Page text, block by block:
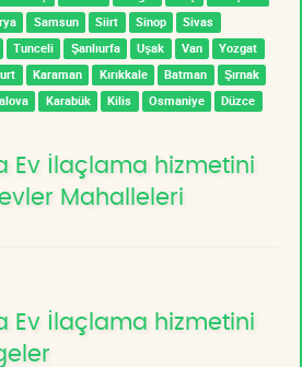
Samsun Siirt Sinop
Sivas
Tunceli Şanlıurfa Uşak Van
Yozgat
Karaman Kırıkkale Batman
Şırnak
Karabük Kilis Osmaniye Düzce
Ev İlaçlama hizmetini
Mahalleleri
Ev İlaçlama hizmetini